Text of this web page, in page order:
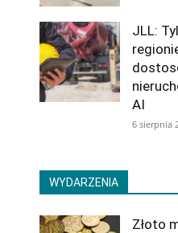
JLL:
AI
6 sierpnia
WYDARZENIA
Złoto